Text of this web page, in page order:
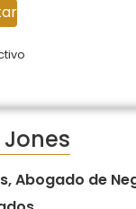
Abogado de